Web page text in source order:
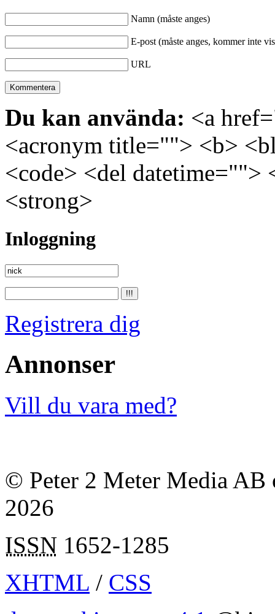
Namn (måste anges)
E-post (måste anges, kommer inte
URL
Du kan använda: <a
<acronym title=""> <b>
<code> <del
<strong>
Inloggning
Registrera dig
Annonser
Vill du vara med?
© Peter 2 Meter Media AB
2026
ISSN 1652-1285
XHTML / CSS